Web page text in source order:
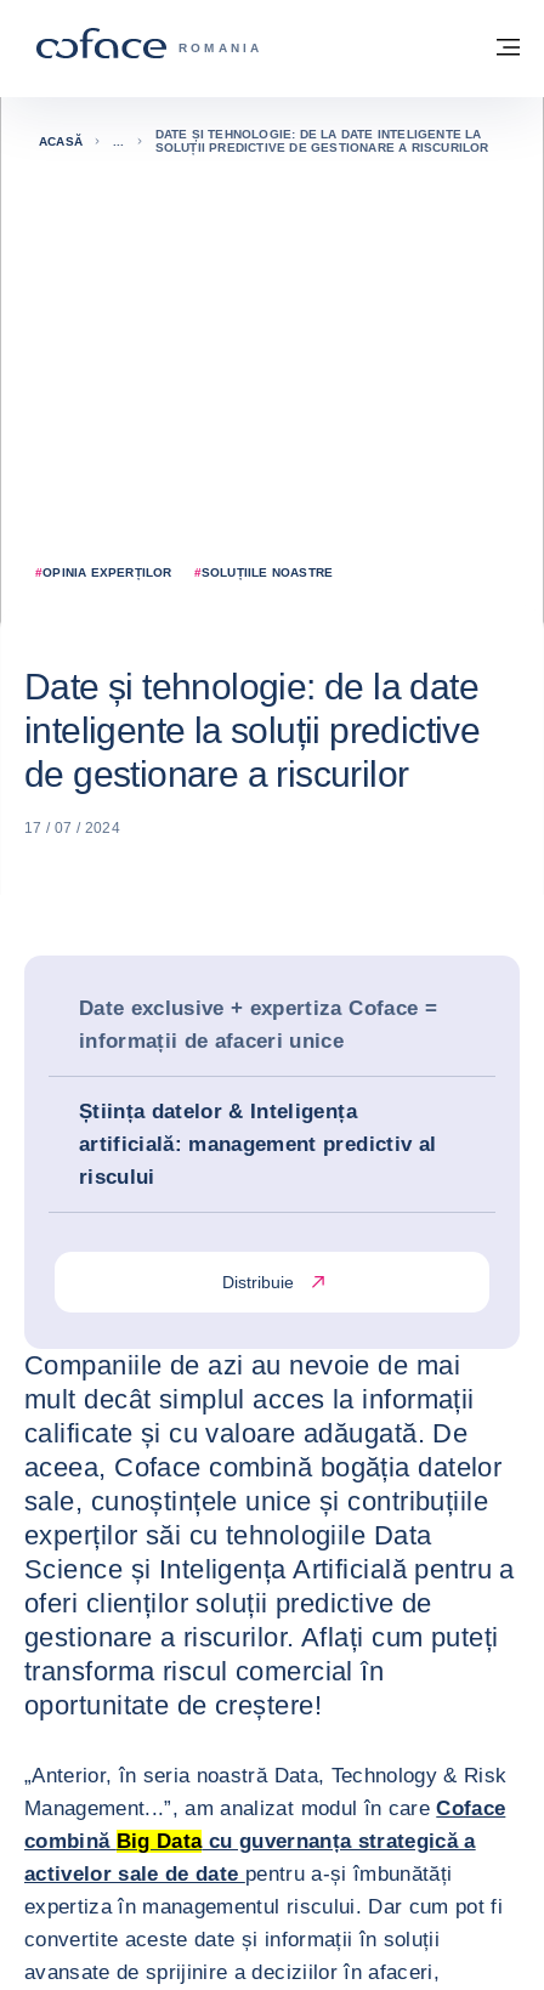
COFACE FOR TRADE - WEBSITE GRUP
ROMANIA
Înapoi la pagina de start
#OPINIA EXPERȚILOR #SOLUȚIILE NOASTRE
ACASĂ
DATE ȘI TEHNOLOGIE: DE LA DATE INTELIGENTE LA
SOLUȚII PREDICTIVE DE GESTIONARE A RISCURILOR
Date și tehnologie: de la date
inteligente la soluții predictive
de gestionare a riscurilor
17 / 07 / 2024
Date exclusive + expertiza Coface =
informații de afaceri unice
Știința datelor & Inteligența
artificială: management predictiv al
riscului
Distribuie
Companiile de azi au nevoie de mai
mult decât simplul acces la informații
calificate și cu valoare adăugată. De
aceea, Coface combină bogăția datelor
sale, cunoștințele unice și contribuțiile
experților săi cu tehnologiile Data
Science și Inteligența Artificială pentru a
oferi clienților soluții predictive de
gestionare a riscurilor. Aflați cum puteți
transforma riscul comercial în
oportunitate de creștere!
„Anterior, în seria noastră Data, Technology & Risk
Management...”, am analizat modul în careCoface
combină Big Datacu guvernanța strategică a
activelor sale de date pentru a-și îmbunătăți
expertiza în managementul riscului. Dar cum pot fi
convertite aceste date și informații în soluții
avansate de sprijinire a deciziilor în afaceri,